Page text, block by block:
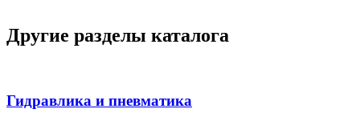
Другие разделы каталога
Гидравлика и пневматика